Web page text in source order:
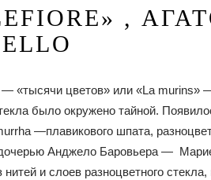
,
— «тысячи цветов» или «La murins»
было окружено тайной.
—плавикового шпата,
Анджело Баровьера —
нитей и слоев разноцветного